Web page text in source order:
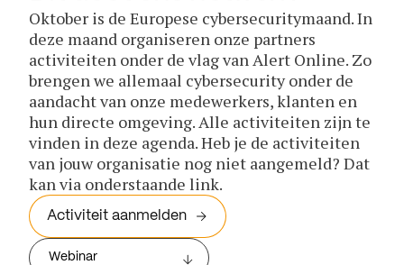
Oktober is de Europese cybersecuritymaand. In
deze maand organiseren onze partners
activiteiten onder de vlag van Alert Online. Zo
brengen we allemaal cybersecurity onder de
aandacht van onze medewerkers, klanten en
hun directe omgeving. Alle activiteiten zijn te
vinden in deze agenda. Heb je de activiteiten
van jouw organisatie nog niet aangemeld? Dat
kan via onderstaande link.
Activiteit aanmelden
Webinar